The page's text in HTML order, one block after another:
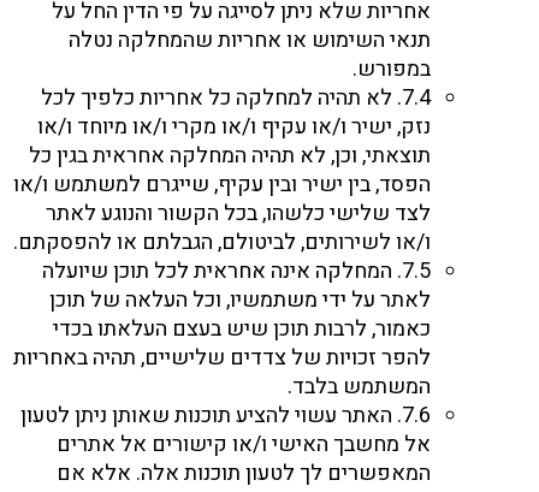
אחריות שלא ניתן לסייגה על פי הדין החל על
תנאי השימוש או אחריות שהמחלקה נטלה
במפורש.
7.4. לא תהיה למחלקה כל אחריות כלפיך לכל
נזק, ישיר ו/או עקיף ו/או מקרי ו/או מיוחד ו/או
תוצאתי, וכן, לא תהיה המחלקה אחראית בגין כל
הפסד, בין ישיר ובין עקיף, שייגרם למשתמש ו/או
לצד שלישי כלשהו, בכל הקשור והנוגע לאתר
ו/או לשירותים, לביטולם, הגבלתם או להפסקתם.
7.5. המחלקה אינה אחראית לכל תוכן שיועלה
לאתר על ידי משתמשיו, וכל העלאה של תוכן
כאמור, לרבות תוכן שיש בעצם העלאתו בכדי
להפר זכויות של צדדים שלישיים, תהיה באחריות
המשתמש בלבד.
7.6. האתר עשוי להציע תוכנות שאותן ניתן לטעון
אל מחשבך האישי ו/או קישורים אל אתרים
המאפשרים לך לטעון תוכנות אלה. אלא אם